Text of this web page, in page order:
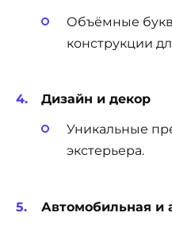
Объёмные
конструкции
Дизайн и декор
Уникальные
экстерьера.
Автомобильная и